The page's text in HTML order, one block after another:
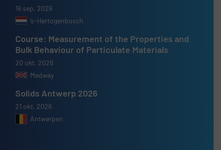
16 sep, 2026
’s-Hertogenbosch
Course: Measurement of the Properties and
Bulk Behaviour of Particulate Materials
20 okt, 2026
Medway
Solids Antwerp 2026
21 okt, 2026
Antwerpen